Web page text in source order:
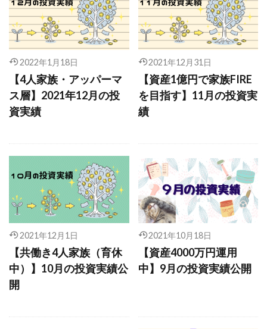
2022年1月18日
【4人家族・アッパーマ
ス層】2021年12月の投
資実績
2021年12月31日
【資産1億円で家族FIRE
を目指す】11月の投資実
績
2021年12月1日
【共働き4人家族（育休
中）】10月の投資実績公
開
2021年10月18日
【資産4000万円運用
中】9月の投資実績公開